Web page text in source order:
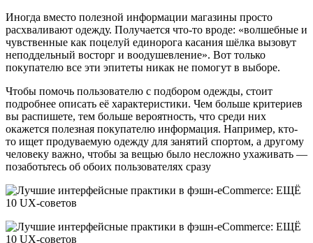
Иногда вместо полезной информации магазины просто
расхваливают одежду. Получается что-то вроде: «волшебные и
чувственные как поцелуй единорога касания шёлка вызовут
неподдельный восторг и воодушевление». Вот только
покупателю все эти эпитеты никак не помогут в выборе.
Чтобы помочь пользователю с подбором одежды, стоит
подробнее описать её характеристики. Чем больше критериев
вы распишете, тем больше вероятность, что среди них
окажется полезная покупателю информация. Например, кто-
то ищет продуваемую одежду для занятий спортом, а другому
человеку важно, чтобы за вещью было несложно ухаживать —
позаботьтесь об обоих пользователях сразу